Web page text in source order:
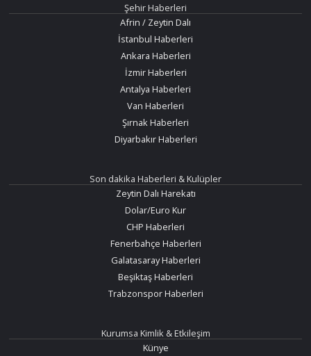
Şehir Haberleri
Afrin / Zeytin Dalı
İstanbul Haberleri
Ankara Haberleri
İzmir Haberleri
Antalya Haberleri
Van Haberleri
Şırnak Haberleri
Diyarbakır Haberleri
Son dakika Haberleri & Kulüpler
Zeytin Dalı Harekatı
Dolar/Euro Kur
CHP Haberleri
Fenerbahçe Haberleri
Galatasaray Haberleri
Beşiktaş Haberleri
Trabzonspor Haberleri
Kurumsa Kimlik & Etkileşim
Künye